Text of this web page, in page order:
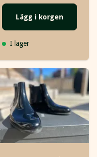
Lägg i korgen
I lager